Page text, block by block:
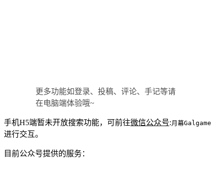
更多功能如登录、投稿、评论、手记等请
在电脑端体验哦~
手机H5端暂未开放搜索功能，可前往微信公众号: 月幕Galgame
进行交互。
目前公众号提供的服务：